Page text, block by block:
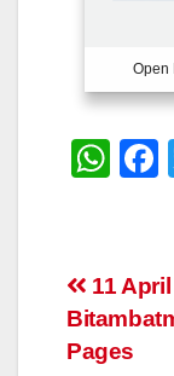
Open
W
s
A
p
e
Post
11 April
Pages